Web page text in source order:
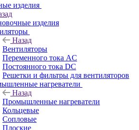
изделия
изделия
Назад
Вентиляторы
Переменного тока AC
Постоянного тока DC
Решетки и фильтры для вентиляторов
нагреватели
Назад
Промышленные нагреватели
Кольцевые
Сопловые
Плоские